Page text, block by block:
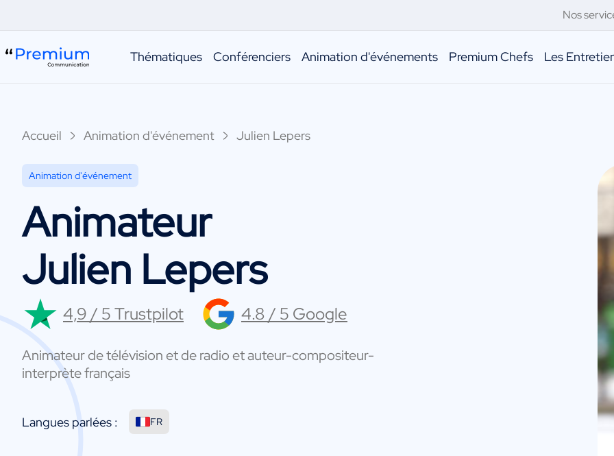
Nos
Thématiques Conférenciers Animation d'événements Premium Chefs Les
Accueil Animation d'événement Julien Lepers
Animation d'événement
Animateur
Julien Lepers
4,9 / 5 Trustpilot 4.8 / 5 Google
Animateur de télévision et de radio et auteur-compositeur-
interprète français
Langues parlées : FR